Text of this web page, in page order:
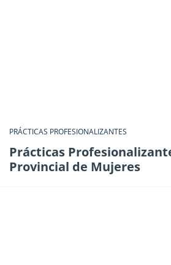
PRÁCTICAS PROFESIONALIZANTES
Prácticas
Provincial de Mujeres